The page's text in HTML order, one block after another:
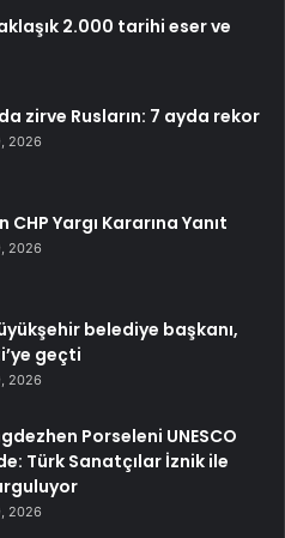
2.000 tarihi eser ve
zirve Rusların: 7 ayda rekor
2026
CHP Yargı Kararına Yanıt
2026
belediye başkanı,
geçti
2026
Porseleni UNESCO
Türk Sanatçılar İznik ile
2026